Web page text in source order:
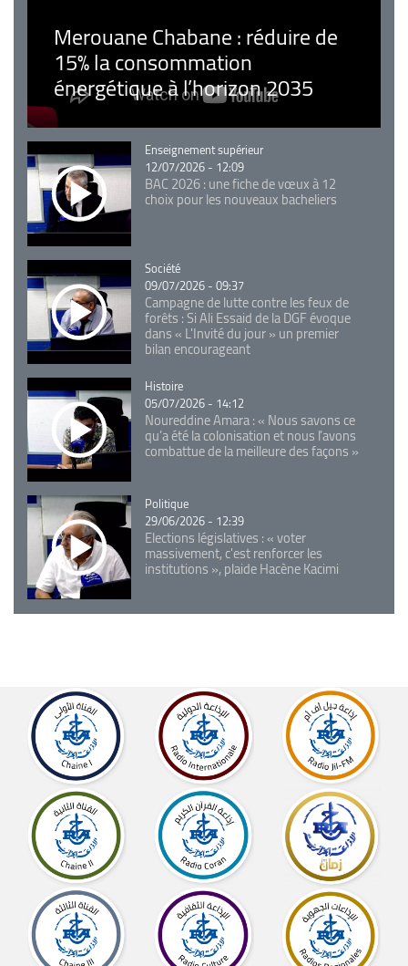
Merouane Chabane : réduire de
15% la consommation
énergétique à l’horizon 2035
Catégorie
Enseignement supérieur
12/07/2026 - 12:09
BAC 2026 : une fiche de vœux à 12
choix pour les nouveaux bacheliers
Catégorie
Société
09/07/2026 - 09:37
Campagne de lutte contre les feux de
forêts : Si Ali Essaid de la DGF évoque
dans « L'Invité du jour » un premier
bilan encourageant
Catégorie
Histoire
05/07/2026 - 14:12
Noureddine Amara : « Nous savons ce
qu’a été la colonisation et nous l’avons
combattue de la meilleure des façons »
Catégorie
Politique
29/06/2026 - 12:39
Elections législatives : « voter
massivement, c'est renforcer les
institutions », plaide Hacène Kacimi